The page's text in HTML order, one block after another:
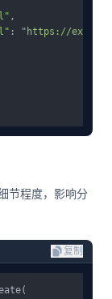
,
:
"https://
节程度，影响分
复制